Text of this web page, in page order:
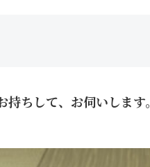
ちして、お伺いします。